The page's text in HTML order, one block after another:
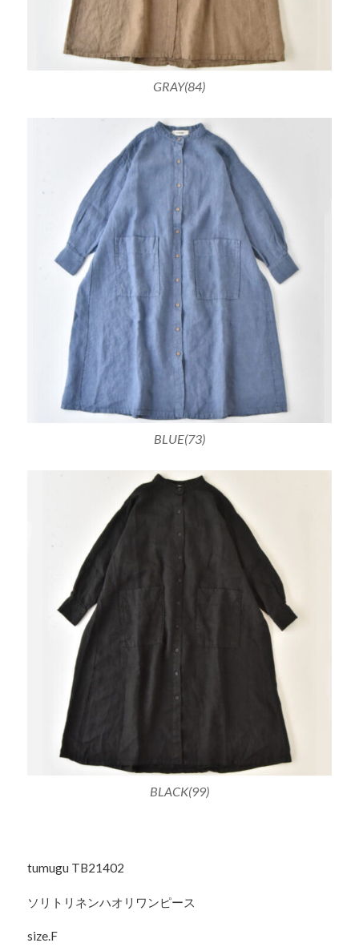
GRAY(84)
BLUE(73)
BLACK(99)
tumugu TB21402
ソリトリネンハオリワンピース
size.F